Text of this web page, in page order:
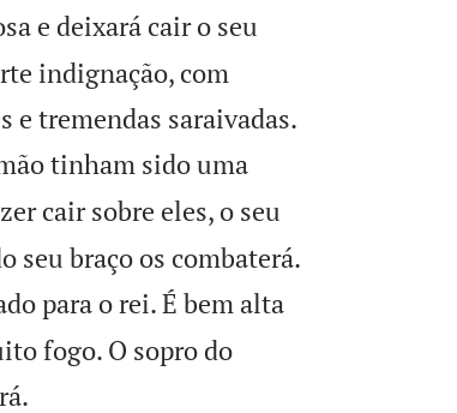
e deixará cair o seu
indignação, com
e tremendas saraivadas.
tinham sido uma
cair sobre eles, o seu
seu braço os combaterá.
para o rei. É bem alta
fogo. O sopro do
